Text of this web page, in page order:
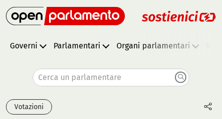
Governi Parlamentari Organi parlamentari
Cerca un parlamentare
Votazioni